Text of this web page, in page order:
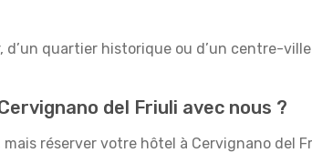
d’un quartier historique ou d’un centre-
del Friuli avec nous ?
réserver votre hôtel à Cervignano del